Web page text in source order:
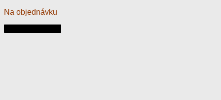
Na objednávku